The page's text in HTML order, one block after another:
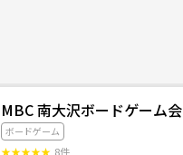
MBC 南大沢ボードゲーム会
ボードゲーム
★★★★★ 8件